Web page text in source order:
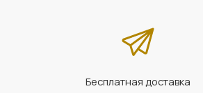
Бесплатная доставка